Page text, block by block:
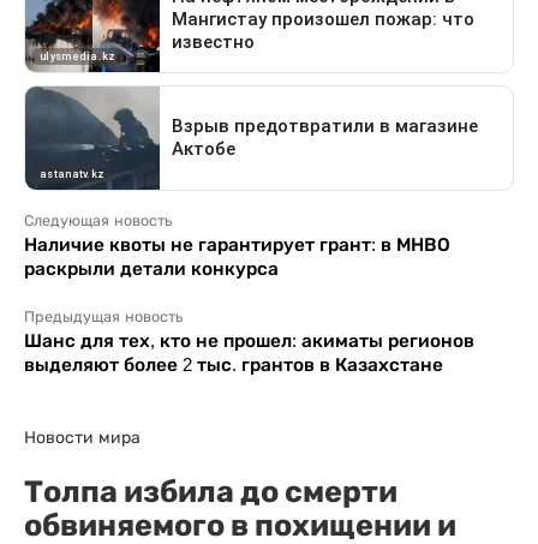
Следующая новость
Наличие квоты не гарантирует грант: в МНВО
раскрыли детали конкурса
Предыдущая новость
Шанс для тех, кто не прошел: акиматы регионов
выделяют более 2 тыс. грантов в Казахстане
Новости мира
Толпа избила до смерти
обвиняемого в похищении и